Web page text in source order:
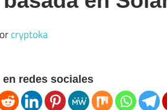
cryptoka
en redes sociales